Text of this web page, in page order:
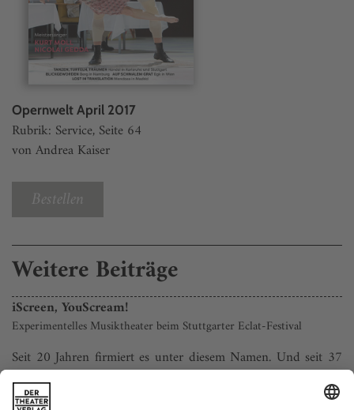
Opernwelt April 2017
Rubrik: Service, Seite 64
von Andrea Kaiser
Bestellen
Weitere Beiträge
iScreen, YouScream!
Experimentelles Musiktheater beim Stuttgarter Eclat-Festival
Seit 20 Jahren firmiert es unter diesem Namen. Und seit 37
hat es den Anspruch, einen Querschnitt der Gegenwartsmusik
zu bieten. Anfangs konzentrierte man sich auf